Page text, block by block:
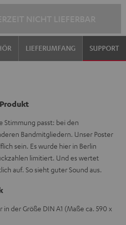
LIEFERUMFANG SUPPORT
Stimmung passt: bei den
Bandmitgliedern. Unser Poster
sein. Es wurde hier in Berlin
limitiert. Und es wertet
auf. So sieht guter Sound aus.
der Größe DIN A1 (Maße ca. 590 x